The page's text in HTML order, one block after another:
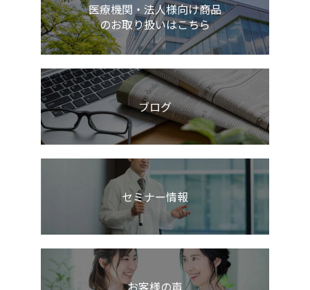
医療機関・法人様向け商品
のお取り扱いはこちら
ブログ
セミナー情報
お客様の声